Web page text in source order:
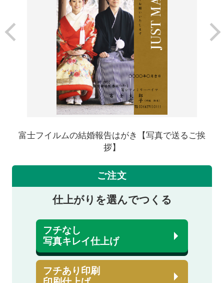
富士フイルムの結婚報告はがき【写真で送るご挨
拶】
ご注文
仕上がりを選んでつくる
フチなし
写真キレイ仕上げ
フチあり印刷